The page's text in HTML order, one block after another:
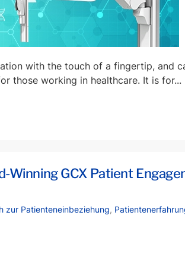
with the touch of a fingertip, and
those working in healthcare. It is for...
Winning GCX Patient
zur Patienteneinbeziehung,